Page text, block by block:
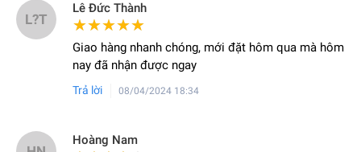
L?T
Lê Đức Thành
★★★★★
★★★★★
Giao hàng nhanh chóng, mới đặt hôm qua mà hôm
nay đã nhận được ngay
Trả lời 08/04/2024 18:34
Hoàng Nam